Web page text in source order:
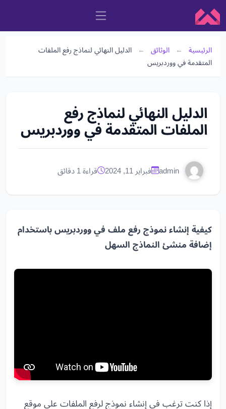
الرئيسية ← الوثائق ←
الدليل النهائي لنماذج رفع الملفات
المتقدمة في ووردبريس
الدليل النهائي لنماذج رفع
الملفات المتقدمة في ووردبريس
admin فبراير 11, 2024 قراءة 1 دقائق
كيفية إنشاء نموذج رفع ملف في ووردبريس باستخدام
إضافة منشئ النماذج السهل
إذا كنت ترغب في إنشاء نموذج لرفع الملفات على موقع